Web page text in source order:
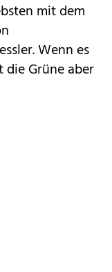
mit dem
Wenn es
die Grüne aber